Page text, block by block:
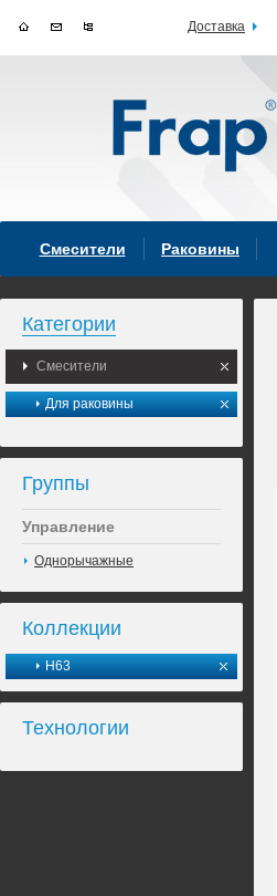
Смесители Раковины
Категории
Смесители
Для раковины
Группы
Управление
Однорычажные
Коллекции
H63
Технологии
Доставка